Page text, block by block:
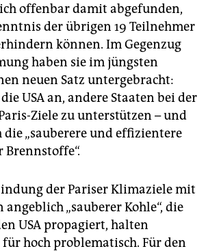
offenbar damit abgefunden,
der übrigen 19 Teilnehmer
können. Im Gegenzug
haben sie im jüngsten
neuen Satz untergebracht:
USA an, andere Staaten bei der
Ziele zu unterstützen – und
die „sauberere und effizientere
der Pariser Klimaziele mit
„sauberer Kohle“, die
USA propagiert, halten
hoch problematisch. Für den